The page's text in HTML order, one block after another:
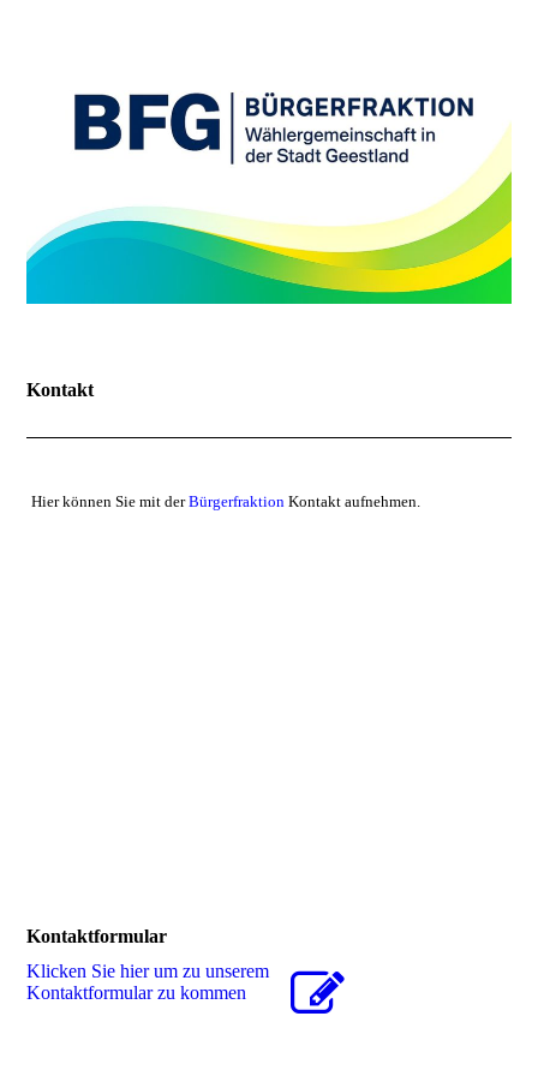
Kontakt
Hier können Sie mit derBürgerfraktionKontakt aufnehmen.
Kontaktformular
Klicken Sie hier um zu unserem
Kon­takt­for­mu­lar zu kommen